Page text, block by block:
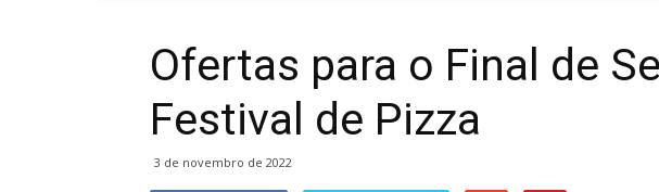
Ofertas para o Final de
Festival de Pizza
3 de novembro de 2022